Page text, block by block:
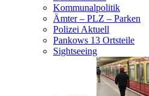
Kommunalpolitik
Ämter – PLZ – Parken
Polizei Aktuell
Pankows 13 Ortsteile
Sightseeing